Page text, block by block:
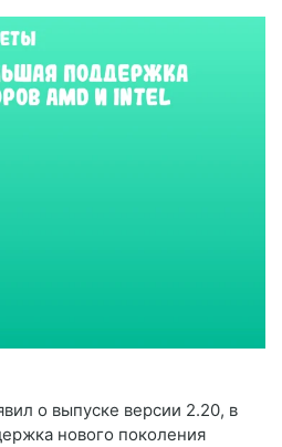
о выпуске версии 2.20, в
нового поколения